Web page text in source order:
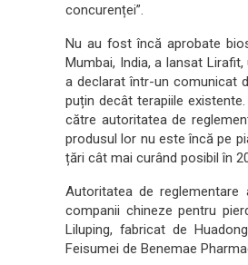
concurenței”.
Nu au fost încă aprobate
Mumbai, India, a lansat
a declarat într-un comunicat
puțin decât terapiile
către autoritatea de
produsul lor nu este încă pe
țări cât mai curând posibil în
Autoritatea de
companii chineze pentru
Liluping, fabricat de
Feisumei de Benemae